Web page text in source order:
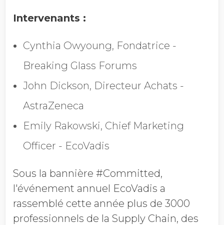
Chiffre d'affaires annuel
Profession
Pays
communications EcoVadis
Intervenants :
Cynthia Owyoung, Fondatrice -
Breaking Glass Forums
John Dickson, Directeur Achats -
AstraZeneca
Emily Rakowski, Chief Marketing
Officer - EcoVadis
Sous la bannière #Committed,
l'événement annuel EcoVadis a
rassemblé cette année plus de 3000
professionnels de la Supply Chain, des